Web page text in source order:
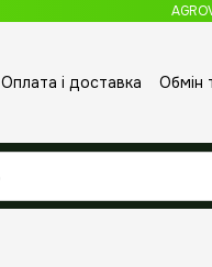
Оплата і доставка Обмін